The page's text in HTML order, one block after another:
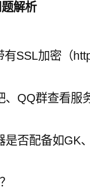
解析
SSL加密（
QQ群查看服
是否配备如GK